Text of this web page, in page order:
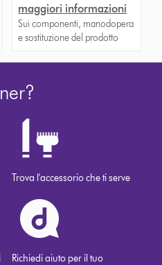
maggiori informazioni
Sui componenti, manodopera
e sostituzione del prodotto
Trova l'accessorio che ti serve
Richiedi aiuto per il tuo